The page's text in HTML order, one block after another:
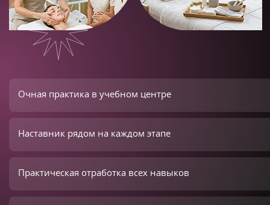
Очная практика в учебном центре
Наставник рядом на каждом этапе
Практическая отработка всех навыков